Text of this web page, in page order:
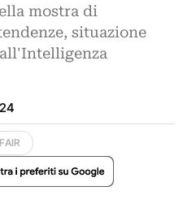
mostra di
situazione